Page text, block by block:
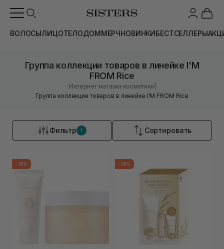
ВОЛОСЫЛИЦОТЕЛОДОММЕРЧНОВИНКИБЕСТСЕЛЛЕРЫ
Группа коллекции товаров в линейке I'M
FROM Rice
Интернет магазин косметики
Группа коллекции товаров в линейке I'M FROM Rice
Фильтр 1 Сортировать
-30% -35%